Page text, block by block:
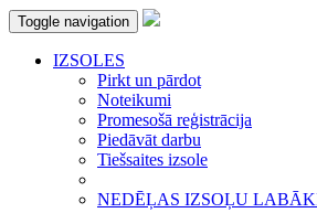
Toggle navigation
IZSOLES
Pirkt un pārdot
Noteikumi
Promesošā reģistrācija
Piedāvāt darbu
Tiešsaites izsole
NEDĒĻAS IZSOĻU